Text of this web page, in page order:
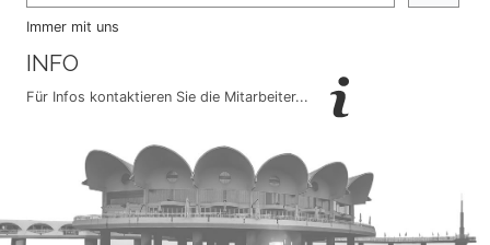
Immer mit uns
INFO
Für Infos kontaktieren Sie die Mitarbeiter...